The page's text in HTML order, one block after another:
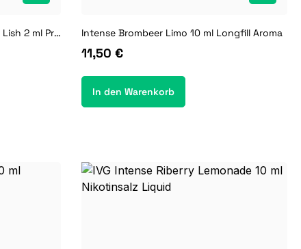
Exvape Expod Slim Momo Soda Lish 2 ml Prefilled Pod Intense Brombeer Limo 10 ml Longfill Aroma
11,50 €
In den Warenkorb